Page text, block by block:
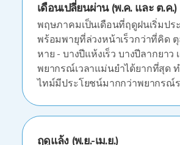
เดือนเปลี่ยนผ่าน (พ.ค. และ ต.ค.)
พฤษภาคมเป็นเดือนที่ฤดูฝนเริ่มปร
พร้อมพายุที่ล่วงหน้าเร็วกว่าที่คิด
หาย - บางปีแห้งเร็ว บางปีลากยาว
พยากรณ์เวลาแม่นยำได้ยากที่สุด ท
ไทม์มีประโยชน์มากกว่าพยากรณ์ร
ฤดูแล้ง (พ.ย.-เม.ย.)